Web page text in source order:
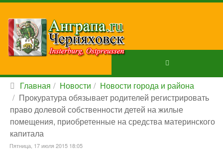
Главная Новости
Новости города и района
Прокуратура обязывает родителей регистрировать
право долевой собственности детей на жилые
помещения, приобретенные на средства материнского
капитала
Пятница, 17 июля 2015 18:05